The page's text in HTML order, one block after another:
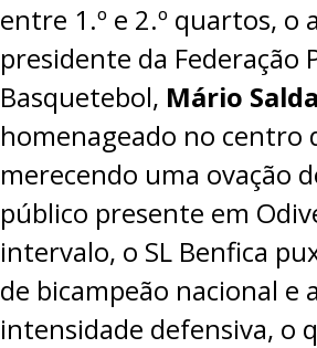
entre 1.º e 2.º quartos, o
presidente da Federação
Basquetebol, Mário
homenageado no centro
merecendo uma ovação
público presente em
intervalo, o SL Benfica
de bicampeão nacional e
intensidade defensiva, o